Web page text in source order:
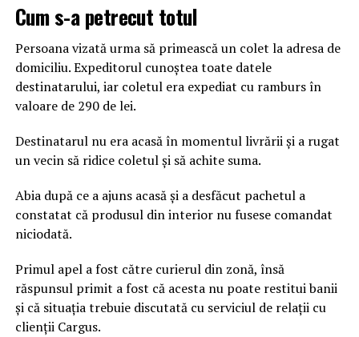
Cum s-a petrecut totul
Persoana vizată urma să primească un colet la adresa de
domiciliu. Expeditorul cunoștea toate datele
destinatarului, iar coletul era expediat cu ramburs în
valoare de 290 de lei.
Destinatarul nu era acasă în momentul livrării și a rugat
un vecin să ridice coletul și să achite suma.
Abia după ce a ajuns acasă și a desfăcut pachetul a
constatat că produsul din interior nu fusese comandat
niciodată.
Primul apel a fost către curierul din zonă, însă
răspunsul primit a fost că acesta nu poate restitui banii
și că situația trebuie discutată cu serviciul de relații cu
clienții Cargus.